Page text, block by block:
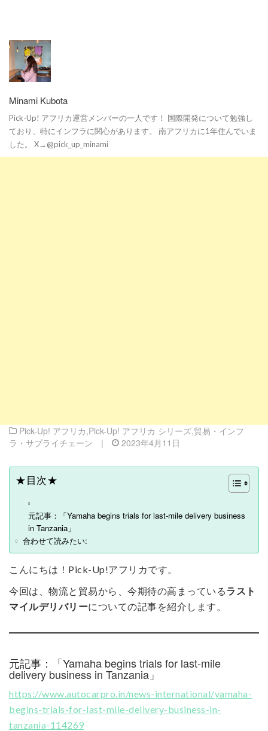
Minami Kubota
Pick-Up! アフリカ運営メンバーの一人です！ 国際開発について勉強し
ており、特にインフラに関心があります。 南アフリカに1年住んでいま
した。 X→@pick_up_minami
Pick-Up! アフリカ,Pick-Up! アフリカ シリーズ,貿易・インフ
ラ・サプライチェーン
| 2023年4月11日
★目次★
元記事：「Yamaha begins trials for last-mile delivery business
in Tanzania」
合わせて読みたい:
こんにちは！Pick-Up!アフリカです。
今回は、物流と貿易から、今期待の高まっているラスト
マイルデリバリーについての記事を紹介します。
元記事：「Yamaha begins trials for last-mile
delivery business in Tanzania」
https://www.autocarpro.in/news-international/yamaha-
begins-trials-for-last-mile-delivery-business-in-
tanzania-114269